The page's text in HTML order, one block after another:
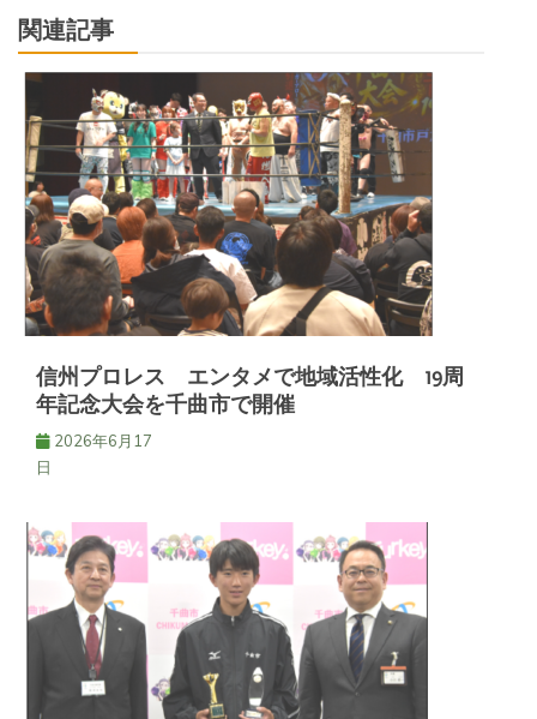
ビ
ゲ
ー
シ
ョ
ン
関連記事
信州プロレス エンタメで地域活性化 19周
年記念大会を千曲市で開催
2026年6月17
日